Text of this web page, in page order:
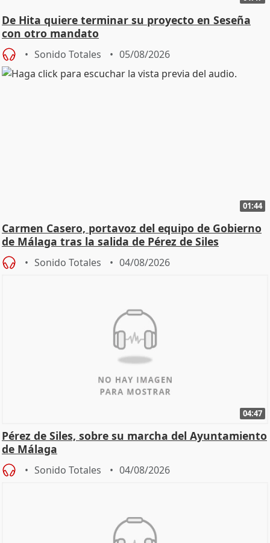
De Hita quiere terminar su proyecto en Seseña
con otro mandato
Sonido Totales 05/08/2026
01:44
Carmen Casero, portavoz del equipo de Gobierno
de Málaga tras la salida de Pérez de Siles
Sonido Totales 04/08/2026
04:47
Pérez de Siles, sobre su marcha del Ayuntamiento
de Málaga
Sonido Totales 04/08/2026